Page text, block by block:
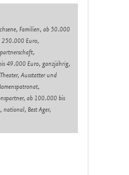
Familien, ab 50.000
250.000 Euro,
49.000 Euro, ganzjährig,
Ausstatter und
ab 100.000 bis
Best Ager,